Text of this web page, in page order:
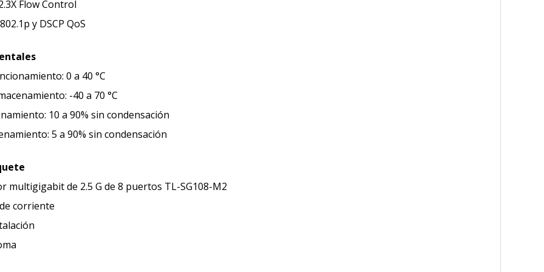
Flow Control
y DSCP QoS
0 a 40 °C
-40 a 70 °C
10 a 90% sin condensación
5 a 90% sin condensación
multigigabit de 2.5 G de 8 puertos TL-SG108-M2
corriente